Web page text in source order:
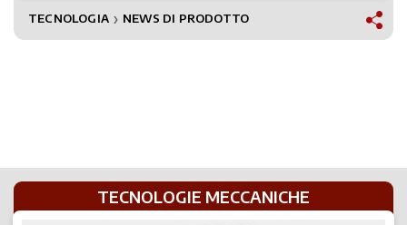
TECNOLOGIA ❯ NEWS DI PRODOTTO
TECNOLOGIE MECCANICHE